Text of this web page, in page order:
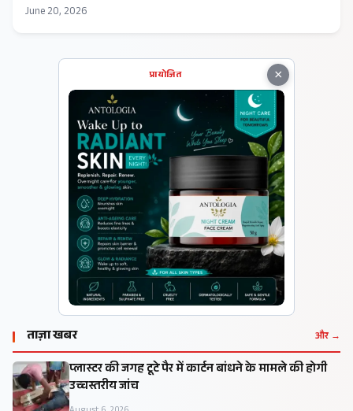
June 20, 2026
×
प्रायोजित
ताज़ा खबर और →
प्लास्टर की जगह टूटे पैर में कार्टन बांधने के मामले की होगी
उच्चस्तरीय जांच